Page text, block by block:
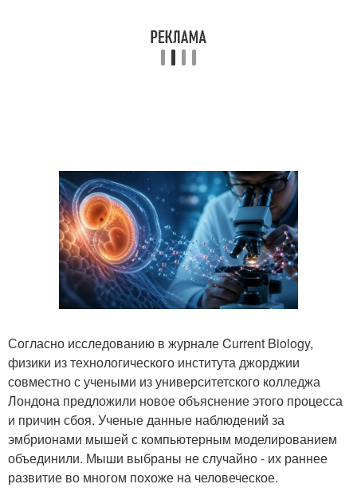
Согласно исследованию в журнале Current Biology,
физики из технологического института джорджии
совместно с учеными из университетского колледжа
Лондона предложили новое объяснение этого процесса
и причин сбоя. Ученые данные наблюдений за
эмбрионами мышей с компьютерным моделированием
объединили. Мыши выбраны не случайно - их раннее
развитие во многом похоже на человеческое.